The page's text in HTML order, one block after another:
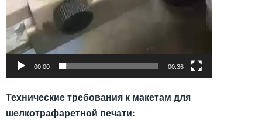
00:00 00:36
Технические требования к макетам для
шелкотрафаретной печати: